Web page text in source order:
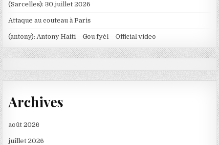
(Sarcelles): 30 juillet 2026
Attaque au couteau à Paris
(antony): Antony Haiti – Gou fyèl – Official video
Archives
août 2026
juillet 2026